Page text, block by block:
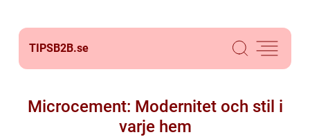
TIPSB2B.se
Microcement: Modernitet och stil i
varje hem